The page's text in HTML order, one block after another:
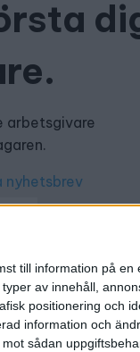
till information på
av innehåll,
positionering och
information och
sådan
arbetsgivare